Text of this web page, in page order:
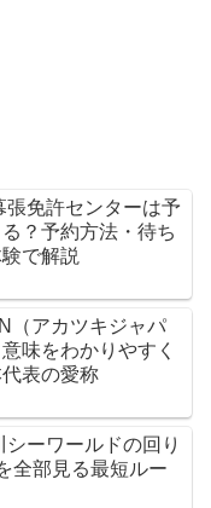
張免許センターは予
？予約方法・待ち
で解説
（アカツキジャパ
味をわかりやすく
表の愛称
シーワールドの回り
全部見る最短ルー